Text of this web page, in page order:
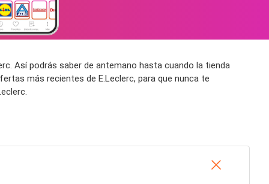
Así podrás saber de antemano hasta cuando la tienda
más recientes de E.Leclerc, para que nunca te